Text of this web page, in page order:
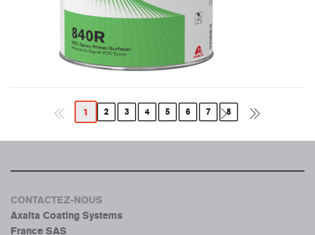
1 2 3 4 5 6 7 8
CONTACTEZ-NOUS
Axalta Coating Systems
France SAS